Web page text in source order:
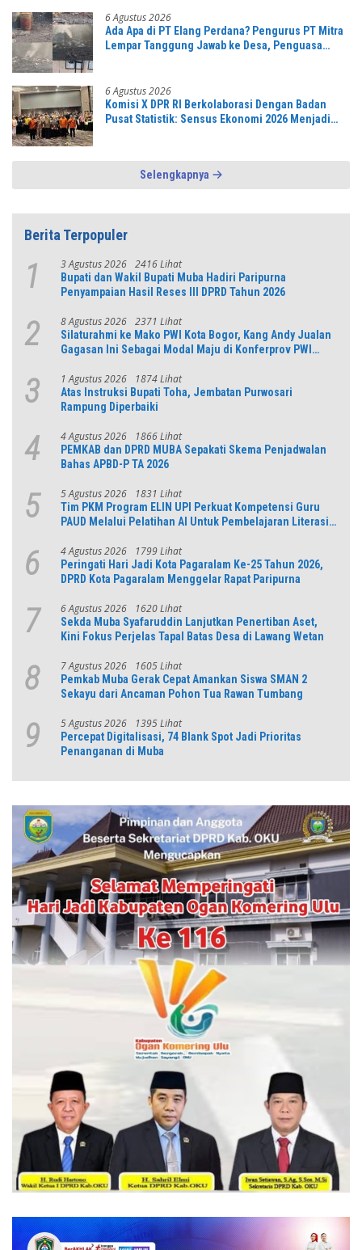
6 Agustus 2026
Ada Apa di PT Elang Perdana? Pengurus PT Mitra
Lempar Tanggung Jawab ke Desa, Penguasa
6 Agustus 2026
Komisi X DPR RI Berkolaborasi Dengan Badan
Pusat Statistik: Sensus Ekonomi 2026 Menjadi
Selengkapnya
Berita Terpopuler
1 3 Agustus 2026 2416 Lihat
Bupati dan Wakil Bupati Muba Hadiri Paripurna
Penyampaian Hasil Reses III DPRD Tahun 2026
2 8 Agustus 2026 2371 Lihat
Silaturahmi ke Mako PWI Kota Bogor, Kang Andy Jualan
Gagasan Ini Sebagai Modal Maju di Konferprov PWI
3 1 Agustus 2026 1874 Lihat
Atas Instruksi Bupati Toha, Jembatan Purwosari
Rampung Diperbaiki
4 4 Agustus 2026 1866 Lihat
PEMKAB dan DPRD MUBA Sepakati Skema Penjadwalan
Bahas APBD-P TA 2026
5 5 Agustus 2026 1831 Lihat
Tim PKM Program ELIN UPI Perkuat Kompetensi Guru
PAUD Melalui Pelatihan AI Untuk Pembelajaran Literasi
6 4 Agustus 2026 1799 Lihat
Peringati Hari Jadi Kota Pagaralam Ke-25 Tahun 2026,
DPRD Kota Pagaralam Menggelar Rapat Paripurna
7 6 Agustus 2026 1620 Lihat
Sekda Muba Syafaruddin Lanjutkan Penertiban Aset,
Kini Fokus Perjelas Tapal Batas Desa di Lawang Wetan
8 7 Agustus 2026 1605 Lihat
Pemkab Muba Gerak Cepat Amankan Siswa SMAN 2
Sekayu dari Ancaman Pohon Tua Rawan Tumbang
9 5 Agustus 2026 1395 Lihat
Percepat Digitalisasi, 74 Blank Spot Jadi Prioritas
Penanganan di Muba